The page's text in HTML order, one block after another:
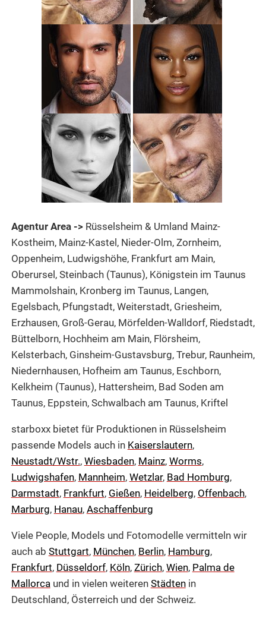
Agentur Area -> Rüsselsheim & Umland Mainz-
Kostheim, Mainz-Kastel, Nieder-Olm, Zornheim,
Oppenheim, Ludwigshöhe, Frankfurt am Main,
Oberursel, Steinbach (Taunus), Königstein im Taunus
Mammolshain, Kronberg im Taunus, Langen,
Egelsbach, Pfungstadt, Weiterstadt, Griesheim,
Erzhausen, Groß-Gerau, Mörfelden-Walldorf, Riedstadt,
Büttelborn, Hochheim am Main, Flörsheim,
Kelsterbach, Ginsheim-Gustavsburg, Trebur, Raunheim,
Niedernhausen, Hofheim am Taunus, Eschborn,
Kelkheim (Taunus), Hattersheim, Bad Soden am
Taunus, Eppstein, Schwalbach am Taunus, Kriftel
starboxx bietet für Produktionen in Rüsselsheim
passende Models auch in Kaiserslautern,
Neustadt/Wstr., Wiesbaden, Mainz, Worms,
Ludwigshafen, Mannheim, Wetzlar, Bad Homburg,
Darmstadt, Frankfurt, Gießen, Heidelberg, Offenbach,
Marburg, Hanau, Aschaffenburg
Viele People, Models und Fotomodelle vermitteln wir
auch ab Stuttgart, München, Berlin, Hamburg,
Frankfurt, Düsseldorf, Köln, Zürich, Wien, Palma de
Mallorca und in vielen weiteren Städtenin
Deutschland, Österreich und der Schweiz.